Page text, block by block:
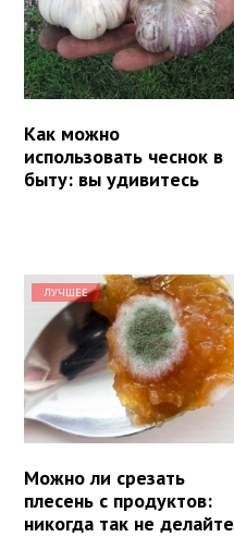
Как можно
использовать чеснок в
быту: вы удивитесь
ЛУЧШЕЕ
Можно ли срезать
плесень с продуктов:
никогда так не делайте